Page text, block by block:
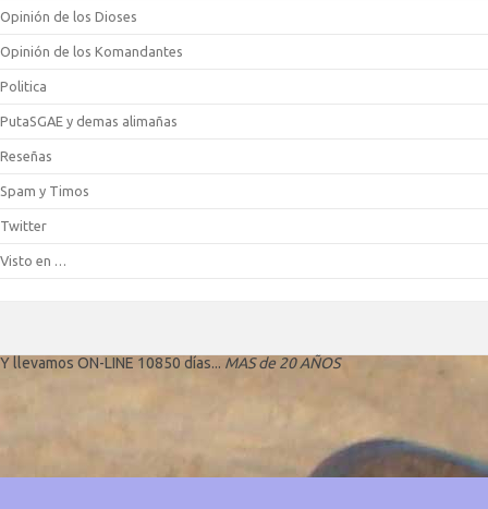
Opinión de los Dioses
Opinión de los Komandantes
Politica
PutaSGAE y demas alimañas
Reseñas
Spam y Timos
Twitter
Visto en …
Y llevamos ON-LINE 10850 días... MAS de 20 AÑOS